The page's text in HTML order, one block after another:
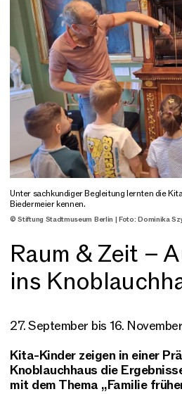
Unter sachkundiger Begleitung lernten die
Biedermeier kennen.
© Stiftung Stadtmuseum Berlin | Foto: Dominika
Raum & Zeit –
ins
27. September bis 16.
Kita-Kinder zeigen in einer
Knoblauchhaus die
mit dem Thema „Familie